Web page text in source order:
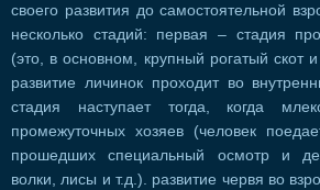
своего развития до самостоятельной
несколько стадий: первая – стадия
(это, в основном, крупный рогатый скот
развитие личинок проходит во
стадия наступает тогда, когда
промежуточных хозяев (человек
прошедших специальный осмотр и
волки, лисы и т.д.). развитие червя во